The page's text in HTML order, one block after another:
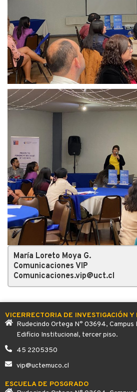
María Loreto Moya G.
Comunicaciones VIP
Comunicaciones.vip@uct.cl
VICERRECTORIA DE INVESTIGACIÓN
Rudecindo Ortega N° 03694, Campus
Edificio Institucional, tercer piso.
45 2205350
vip@uctemuco.cl
ESCUELA DE POSGRADO